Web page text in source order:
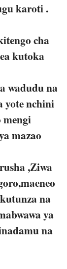
karoti .
cha
kutoka
wadudu na
yote nchini
mengi
mazao
,Ziwa
na
ya
na